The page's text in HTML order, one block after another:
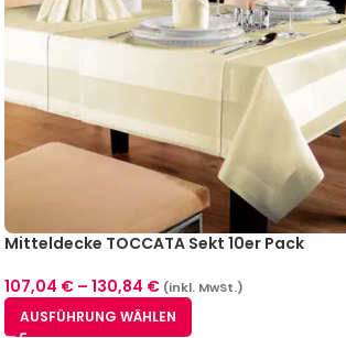
Mitteldecke TOCCATA Sekt 10er Pack
107,04 € – 130,84 € (inkl. MwSt.)
AUSFÜHRUNG WÄHLEN